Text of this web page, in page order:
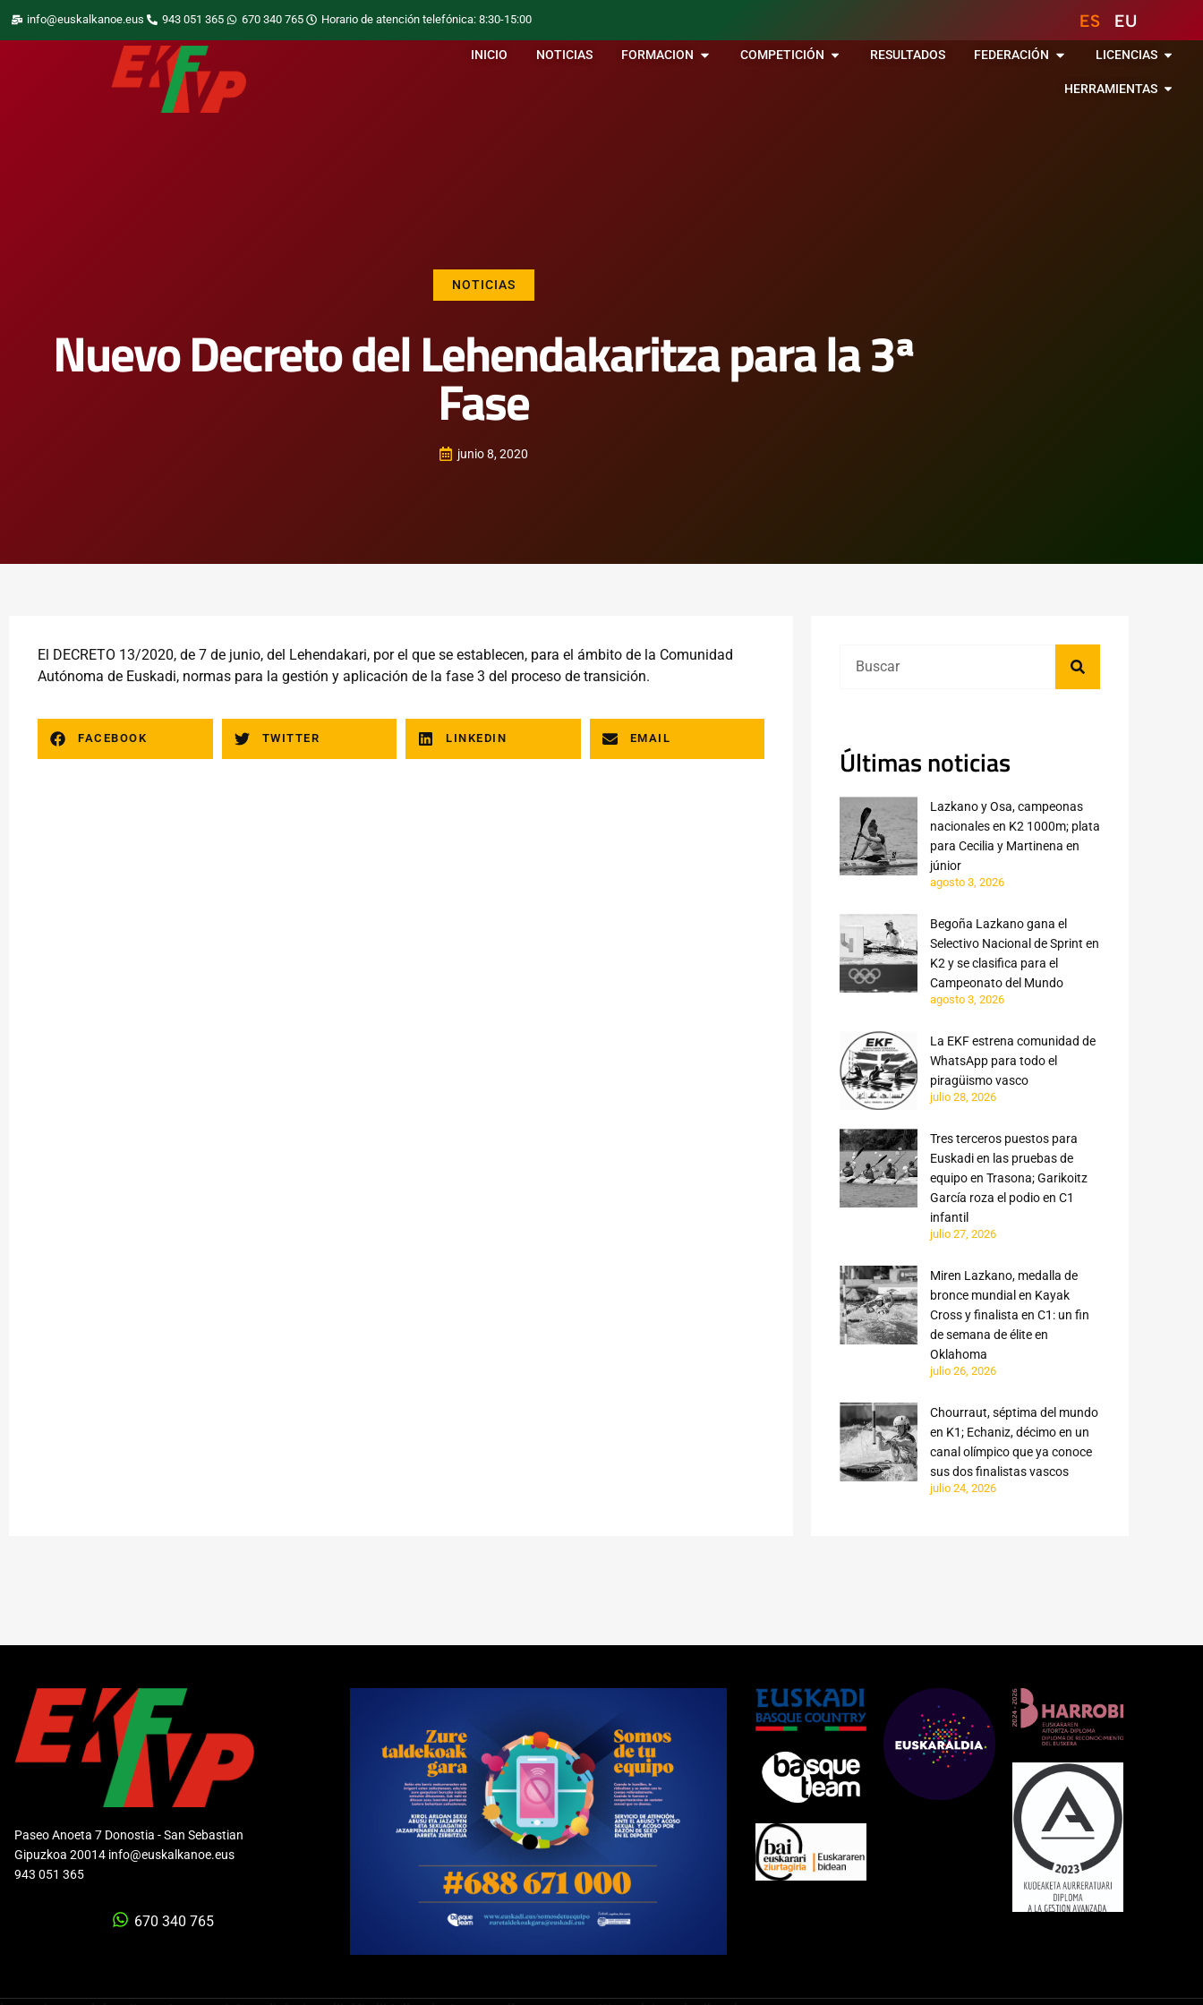
info@euskalkanoe.eus 943 051 365 670 340 765 Horario de atención telefónica: 8:30-15:00 ES EU
INICIO NOTICIAS FORMACION COMPETICIÓN RESULTADOS FEDERACIÓN LICENCIAS
HERRAMIENTAS
NOTICIAS
Nuevo Decreto del Lehendakaritza para la 3ª
Fase
junio 8, 2020
El DECRETO 13/2020, de 7 de junio, del Lehendakari, por el que se establecen, para el ámbito de la Comunidad
Autónoma de Euskadi, normas para la gestión y aplicación de la fase 3 del proceso de transición.
FACEBOOK TWITTER LINKEDIN EMAIL
Últimas noticias
Lazkano y Osa, campeonas
nacionales en K2 1000m; plata
para Cecilia y Martinena en
júnior
agosto 3, 2026
Begoña Lazkano gana el
Selectivo Nacional de Sprint en
K2 y se clasifica para el
Campeonato del Mundo
agosto 3, 2026
La EKF estrena comunidad de
WhatsApp para todo el
piragüismo vasco
julio 28, 2026
Tres terceros puestos para
Euskadi en las pruebas de
equipo en Trasona; Garikoitz
García roza el podio en C1
infantil
julio 27, 2026
Miren Lazkano, medalla de
bronce mundial en Kayak
Cross y finalista en C1: un fin
de semana de élite en
Oklahoma
julio 26, 2026
Chourraut, séptima del mundo
en K1; Echaniz, décimo en un
canal olímpico que ya conoce
sus dos finalistas vascos
julio 24, 2026
Paseo Anoeta 7 Donostia - San Sebastian
Gipuzkoa 20014 info@euskalkanoe.eus
943 051 365
670 340 765